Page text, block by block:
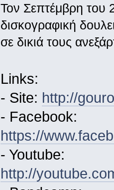
Τον Σεπτέμβρη του
δισκογραφική
σε δικιά τους
Links:
- Site: http://
- Facebook:
https://
- Youtube:
http://